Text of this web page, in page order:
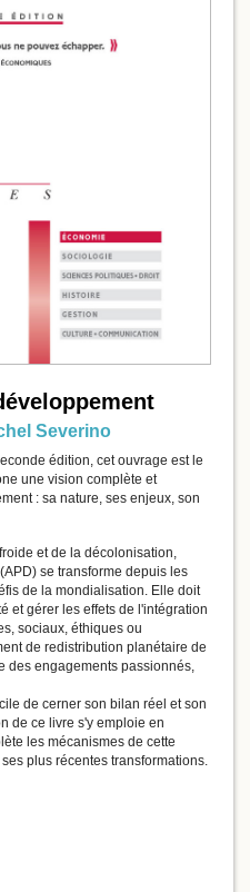
Severino
édition, cet ouvrage est le
une vision complète et
: sa nature, ses enjeux, son
et de la décolonisation,
se transforme depuis les
de la mondialisation. Elle doit
et gérer les effets de l'intégration
sociaux, éthiques ou
de redistribution planétaire de
des engagements passionnés,
de cerner son bilan réel et son
de ce livre s'y emploie en
les mécanismes de cette
plus récentes transformations.